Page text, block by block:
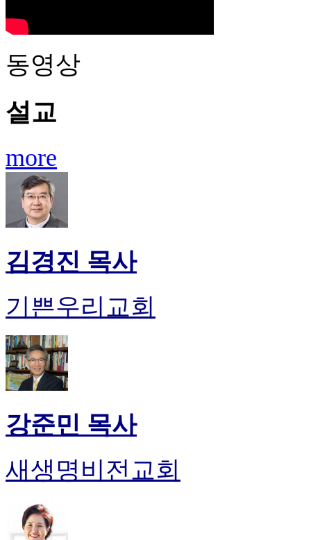
동영상
설교
more
김경진 목사
기쁜우리교회
강준민 목사
새생명비전교회